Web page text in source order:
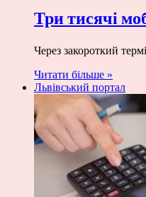
Три тисячі
Через закороткий
Читати більше »
Львівський портал